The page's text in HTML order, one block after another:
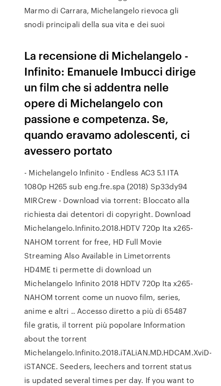
Marmo di Carrara, Michelangelo rievoca gli
snodi principali della sua vita e dei suoi
La recensione di Michelangelo -
Infinito: Emanuele Imbucci dirige
un film che si addentra nelle
opere di Michelangelo con
passione e competenza. Se,
quando eravamo adolescenti, ci
avessero portato
- Michelangelo Infinito - Endless AC3 5.1 ITA
1080p H265 sub eng.fre.spa (2018) Sp33dy94
MIRCrew - Download via torrent: Bloccato alla
richiesta dai detentori di copyright. Download
Michelangelo.Infinito.2018.HDTV 720p Ita x265-
NAHOM torrent for free, HD Full Movie
Streaming Also Available in Limetorrents
HD4ME ti permette di download un
Michelangelo Infinito 2018 HDTV 720p Ita x265-
NAHOM torrent come un nuovo film, series,
anime e altri .. Accesso diretto a più di 65487
file gratis, il torrent più popolare Information
about the torrent
Michelangelo.Infinito.2018.iTALiAN.MD.HDCAM.XviD-
iSTANCE. Seeders, leechers and torrent status
is updated several times per day. If you want to